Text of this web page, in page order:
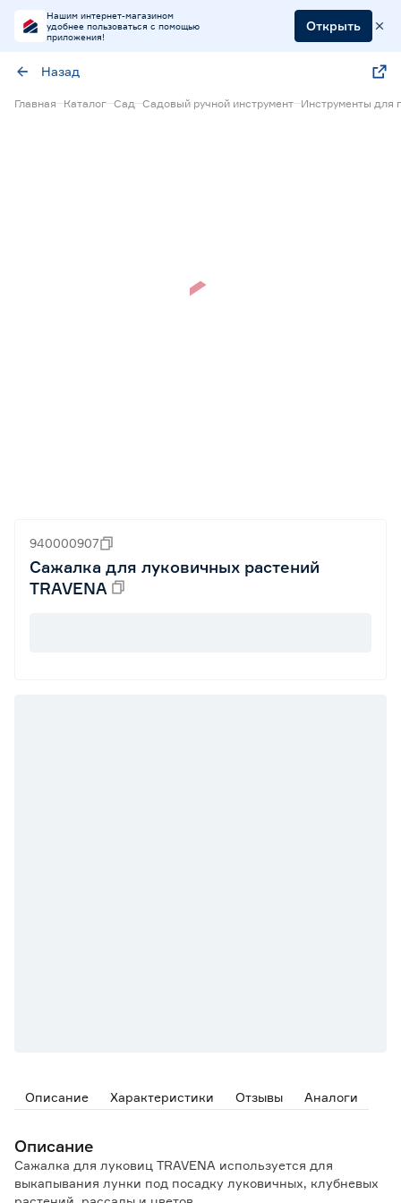
Нашим интернет-магазином
удобнее пользоваться с помощью
приложения!
Открыть
Назад
Главная Каталог Сад Садовый ручной инструмент Инструменты для
940000907
Сажалка для луковичных растений
TRAVENA
Описание Характеристики Отзывы Аналоги
Описание
Сажалка для луковиц TRAVENA используется для
выкапывания лунки под посадку луковичных, клубневых